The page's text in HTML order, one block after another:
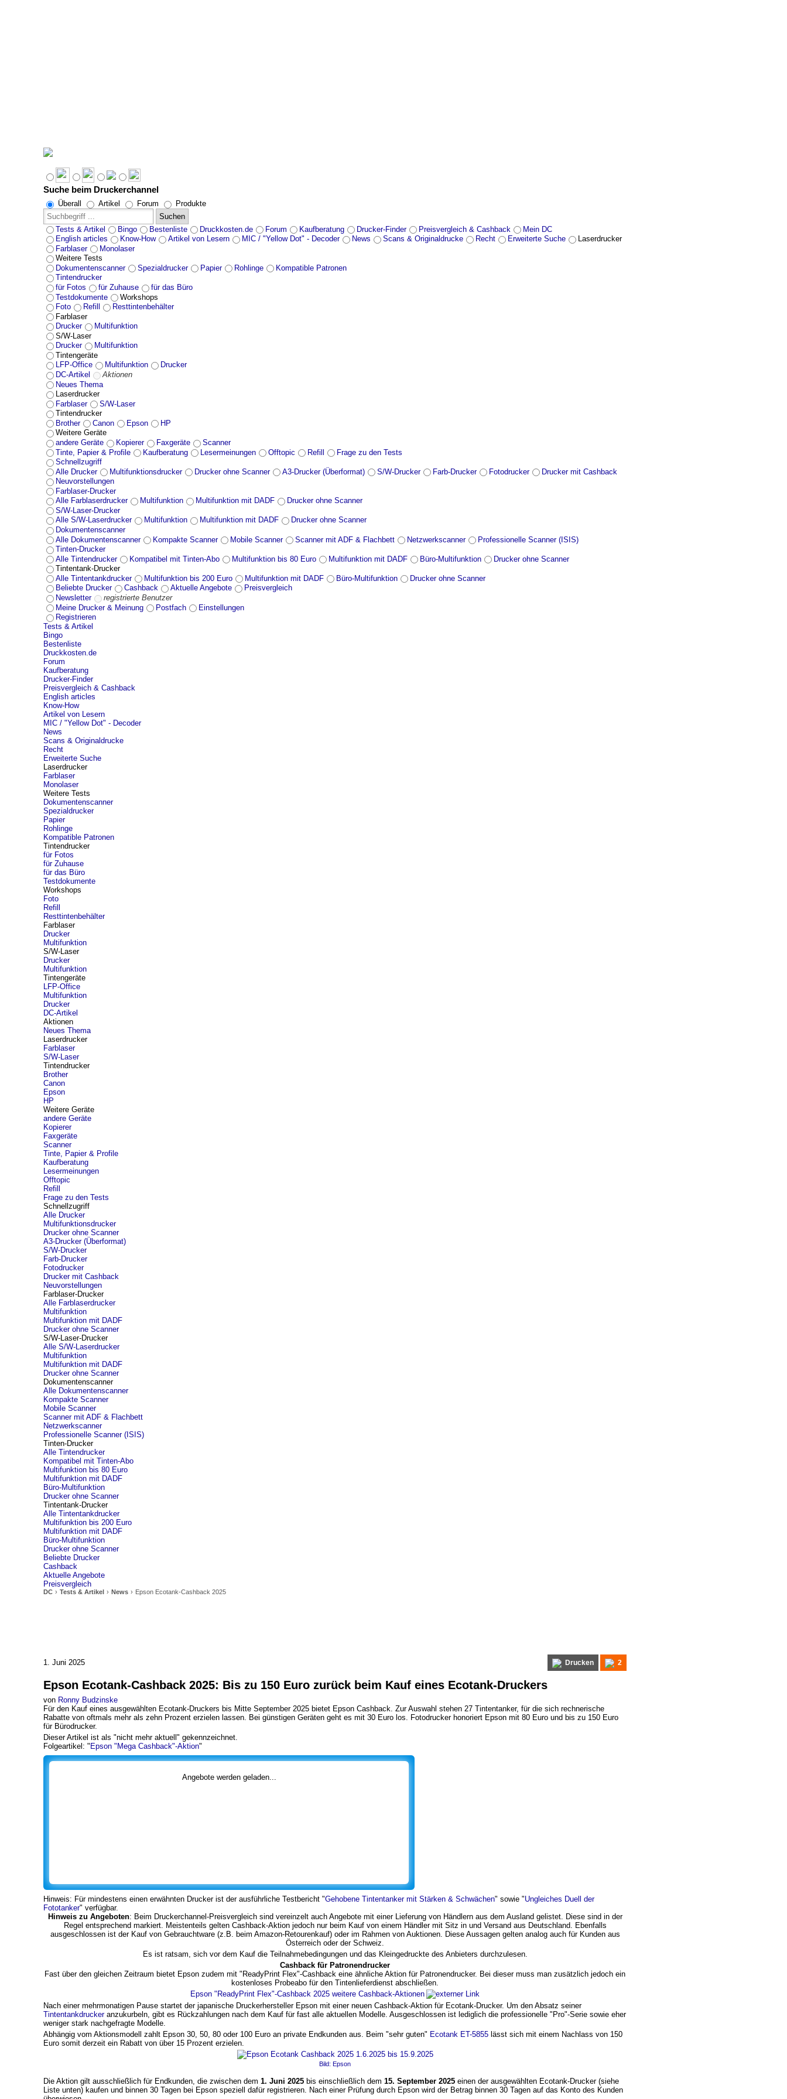
Suche beim Druckerchannel
Überall Artikel Forum
Produkte
Suchen
Tests & Artikel
Bingo Bestenliste Druckkosten.de Forum Kaufberatung Drucker-Finder Preisvergleich & Cashback
Mein DC
English articles
Know-How Artikel von Lesern MIC / "Yellow Dot" - Decoder News Scans & Originaldrucke Recht Erweiterte Suche
Laserdrucker
Farblaser
Monolaser
Weitere Tests
Dokumentenscanner
Spezialdrucker Papier Rohlinge
Kompatible Patronen
Tintendrucker
für Fotos
für Zuhause
für das Büro
Testdokumente
Workshops
Foto
Refill
Resttintenbehälter
Farblaser
Drucker
Multifunktion
S/W-Laser
Drucker
Multifunktion
Tintengeräte
LFP-Office
Multifunktion
Drucker
DC-Artikel
Aktionen
Neues Thema
Laserdrucker
Farblaser
S/W-Laser
Tintendrucker
Brother
Canon Epson
HP
Weitere Geräte
andere Geräte
Kopierer Faxgeräte
Scanner
Tinte, Papier & Profile
Kaufberatung Lesermeinungen Offtopic Refill
Frage zu den Tests
Schnellzugriff
Alle Drucker
Multifunktionsdrucker Drucker ohne Scanner A3-Drucker (Überformat) S/W-Drucker Farb-Drucker Fotodrucker
Drucker mit Cashback
Neuvorstellungen
Farblaser-Drucker
Alle Farblaserdrucker
Multifunktion Multifunktion mit DADF
Drucker ohne Scanner
S/W-Laser-Drucker
Alle S/W-Laserdrucker
Multifunktion Multifunktion mit DADF
Drucker ohne Scanner
Dokumentenscanner
Alle Dokumentenscanner
Kompakte Scanner Mobile Scanner Scanner mit ADF & Flachbett Netzwerkscanner
Professionelle Scanner (ISIS)
Tinten-Drucker
Alle Tintendrucker
Kompatibel mit Tinten-Abo Multifunktion bis 80 Euro Multifunktion mit DADF Büro-Multifunktion
Drucker ohne Scanner
Tintentank-Drucker
Alle Tintentankdrucker
Multifunktion bis 200 Euro Multifunktion mit DADF Büro-Multifunktion
Drucker ohne Scanner
Beliebte Drucker
Cashback Aktuelle Angebote
Preisvergleich
Newsletter
registrierte Benutzer
Meine Drucker & Meinung
Postfach
Einstellungen
Registrieren
Tests & Artikel
Bingo
Bestenliste
Druckkosten.de
Forum
Kaufberatung
Drucker-Finder
Preisvergleich & Cashback
English articles
Know-How
Artikel von Lesern
MIC / "Yellow Dot" - Decoder
News
Scans & Originaldrucke
Recht
Erweiterte Suche
Laserdrucker
Farblaser
Monolaser
Weitere Tests
Dokumentenscanner
Spezialdrucker
Papier
Rohlinge
Kompatible Patronen
Tintendrucker
für Fotos
für Zuhause
für das Büro
Testdokumente
Workshops
Foto
Refill
Resttintenbehälter
Farblaser
Drucker
Multifunktion
S/W-Laser
Drucker
Multifunktion
Tintengeräte
LFP-Office
Multifunktion
Drucker
DC-Artikel
Aktionen
Neues Thema
Laserdrucker
Farblaser
S/W-Laser
Tintendrucker
Brother
Canon
Epson
HP
Weitere Geräte
andere Geräte
Kopierer
Faxgeräte
Scanner
Tinte, Papier & Profile
Kaufberatung
Lesermeinungen
Offtopic
Refill
Frage zu den Tests
Schnellzugriff
Alle Drucker
Multifunktionsdrucker
Drucker ohne Scanner
A3-Drucker (Überformat)
S/W-Drucker
Farb-Drucker
Fotodrucker
Drucker mit Cashback
Neuvorstellungen
Farblaser-Drucker
Alle Farblaserdrucker
Multifunktion
Multifunktion mit DADF
Drucker ohne Scanner
S/W-Laser-Drucker
Alle S/W-Laserdrucker
Multifunktion
Multifunktion mit DADF
Drucker ohne Scanner
Dokumentenscanner
Alle Dokumentenscanner
Kompakte Scanner
Mobile Scanner
Scanner mit ADF & Flachbett
Netzwerkscanner
Professionelle Scanner (ISIS)
Tinten-Drucker
Alle Tintendrucker
Kompatibel mit Tinten-Abo
Multifunktion bis 80 Euro
Multifunktion mit DADF
Büro-Multifunktion
Drucker ohne Scanner
Tintentank-Drucker
Alle Tintentankdrucker
Multifunktion bis 200 Euro
Multifunktion mit DADF
Büro-Multifunktion
Drucker ohne Scanner
Beliebte Drucker
Cashback
Aktuelle Angebote
Preisvergleich
DC Tests & Artikel News Epson Ecotank-Cashback 2025
1. Juni 2025 Drucken 2
Epson Ecotank-Cashback 2025: Bis zu 150 Euro zurück beim Kauf eines Ecotank-Druckers
von Ronny Budzinske
Für den Kauf eines ausgewählten Ecotank-Druckers bis Mitte September 2025 bietet Epson Cashback. Zur Auswahl stehen 27 Tintentanker, für die sich rechnerische
Rabatte von oftmals mehr als zehn Prozent erzielen lassen. Bei günstigen Geräten geht es mit 30 Euro los. Fotodrucker honoriert Epson mit 80 Euro und bis zu 150 Euro
für Bürodrucker.
Dieser Artikel ist als "nicht mehr aktuell" gekennzeichnet.
Folgeartikel: "Epson "Mega Cashback"-Aktion"
Angebote werden geladen...
Hinweis: Für mindestens einen erwähnten Drucker ist der ausführliche Testbericht "Gehobene Tintentanker mit Stärken & Schwächen" sowie "Ungleiches Duell der
Fototanker" verfügbar.
Hinweis zu Angeboten: Beim Druckerchannel-Preisvergleich sind vereinzelt auch Angebote mit einer Lieferung von Händlern aus dem Ausland gelistet. Diese sind in der
Regel entsprechend markiert. Meistenteils gelten Cashback-Aktion jedoch nur beim Kauf von einem Händler mit Sitz in und Versand aus Deutschland. Ebenfalls
ausgeschlossen ist der Kauf von Gebrauchtware (z.B. beim Amazon-Retourenkauf) oder im Rahmen von Auktionen. Diese Aussagen gelten analog auch für Kunden aus
Österreich oder der Schweiz.
Es ist ratsam, sich vor dem Kauf die Teilnahmebedingungen und das Kleingedruckte des Anbieters durchzulesen.
Cashback für Patronendrucker
Fast über den gleichen Zeitraum bietet Epson zudem mit "ReadyPrint Flex"-Cashback eine ähnliche Aktion für Patronendrucker. Bei dieser muss man zusätzlich jedoch ein
kostenloses Probeabo für den Tintenlieferdienst abschließen.
Epson "ReadyPrint Flex"-Cashback 2025 weitere Cashback-Aktionen
Nach einer mehrmonatigen Pause startet der japanische Druckerhersteller Epson mit einer neuen Cashback-Aktion für Ecotank-Drucker. Um den Absatz seiner
Tintentankdruckeranzukurbeln, gibt es Rückzahlungen nach dem Kauf für fast alle aktuellen Modelle. Ausgeschlossen ist lediglich die professionelle "Pro"-Serie sowie eher
weniger stark nachgefragte Modelle.
Abhängig vom Aktionsmodell zahlt Epson 30, 50, 80 oder 100 Euro an private Endkunden aus. Beim "sehr guten" Ecotank ET-5855 lässt sich mit einem Nachlass von 150
Euro somit derzeit ein Rabatt von über 15 Prozent erzielen.
Bild: Epson
Die Aktion gilt ausschließlich für Endkunden, die zwischen dem 1. Juni 2025 bis einschließlich dem 15. September 2025 einen der ausgewählten Ecotank-Drucker (siehe
Liste unten) kaufen und binnen 30 Tagen bei Epson speziell dafür registrieren. Nach einer Prüfung durch Epson wird der Betrag binnen 30 Tagen auf das Konto des Kunden